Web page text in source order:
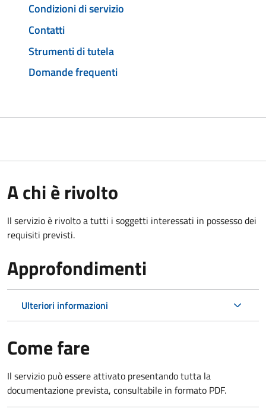
Condizioni di servizio
Contatti
Strumenti di tutela
Domande frequenti
A chi è rivolto
Il servizio è rivolto a tutti i soggetti interessati in possesso dei
requisiti previsti.
Approfondimenti
Ulteriori informazioni
Come fare
Il servizio può essere attivato presentando tutta la
documentazione prevista, consultabile in formato PDF.